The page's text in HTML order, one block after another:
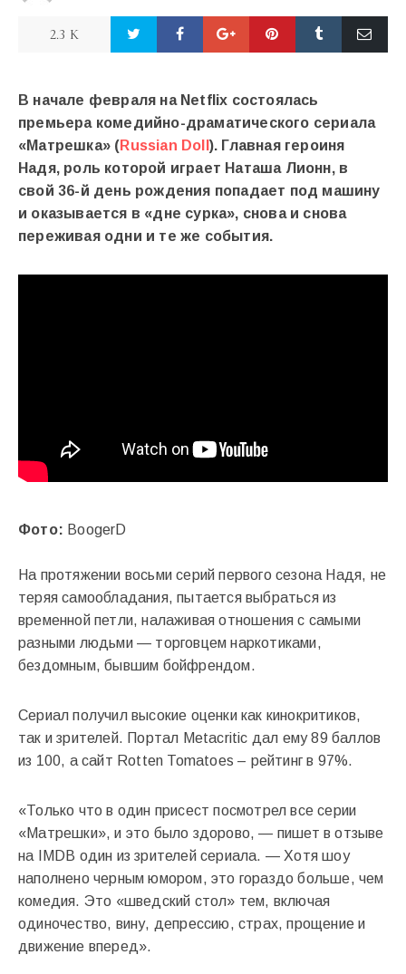
2.3 K
В начале февраля на Netflix состоялась
премьера комедийно-драматического сериала
«Матрешка» (Russian Doll ). Главная героиня
Надя, роль которой играет Наташа Лионн, в
свой 36-й день рождения попадает под машину
и оказывается в «дне сурка», снова и снова
переживая одни и те же события.
Фото: BoogerD
На протяжении восьми серий первого сезона Надя, не
теряя самообладания, пытается выбраться из
временной петли, налаживая отношения с самыми
разными людьми — торговцем наркотиками,
бездомным, бывшим бойфрендом.
Сериал получил высокие оценки как кинокритиков,
так и зрителей. Портал Metacritic дал ему 89 баллов
из 100, а сайт Rotten Tomatoes – рейтинг в 97%.
«Только что в один присест посмотрел все серии
«Матрешки», и это было здорово, — пишет в отзыве
на IMDB один из зрителей сериала. — Хотя шоу
наполнено черным юмором, это гораздо больше, чем
комедия. Это «шведский стол» тем, включая
одиночество, вину, депрессию, страх, прощение и
движение вперед».